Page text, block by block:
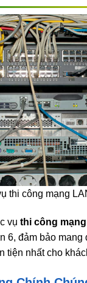
thi công mạng
vụ thi công mạng
6, đảm bảo mang
tiện nhất cho